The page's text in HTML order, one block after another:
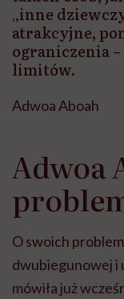
„inne
atrakcyjne,
ograniczenia
limitów.
Adwoa Aboah
Adwoa
O swoich
dwubiegunowej i
mówiła już